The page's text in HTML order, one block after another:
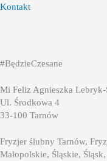
Kontakt
#BędzieCzesane
Mi Feliz Agnieszka Lebryk-
Ul. Środkowa 4
33-100 Tarnów
Fryzjer ślubny Tarnów,
Małopolskie, Śląskie,